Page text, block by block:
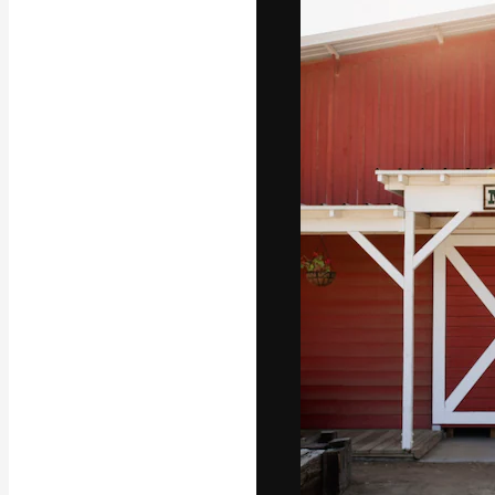
La
migliori lavori.
creativi,